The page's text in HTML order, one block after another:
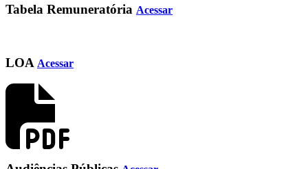
Tabela Remuneratória Acessar
LOA Acessar